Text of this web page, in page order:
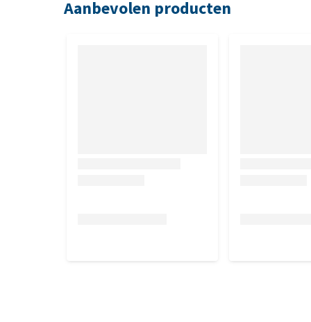
Aanbevolen producten